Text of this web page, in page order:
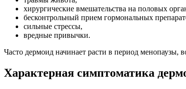
хирургические вмешательства на половых
бесконтрольный прием гормональных
сильные стрессы,
вредные привычки.
Часто дермоид начинает расти в период менопаузы,
Характерная симптоматика